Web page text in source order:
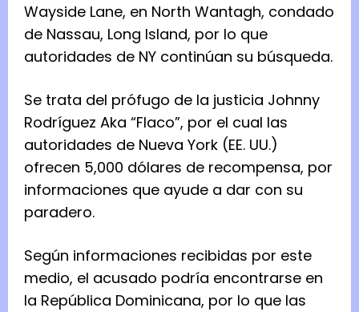
Wayside Lane, en North Wantagh, condado
de Nassau, Long Island, por lo que
autoridades de NY continúan su búsqueda.
Se trata del prófugo de la justicia Johnny
Rodríguez Aka “Flaco”, por el cual las
autoridades de Nueva York (EE. UU.)
ofrecen 5,000 dólares de recompensa, por
informaciones que ayude a dar con su
paradero.
Según informaciones recibidas por este
medio, el acusado podría encontrarse en
la República Dominicana, por lo que las